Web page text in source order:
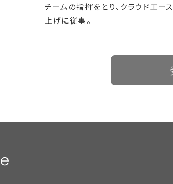
チームの指揮をとり、クラウドエ
上げに従事。